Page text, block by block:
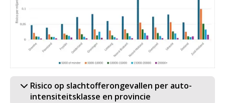
Risico op slachtofferongevallen per auto-
intensiteitsklasse en provincie